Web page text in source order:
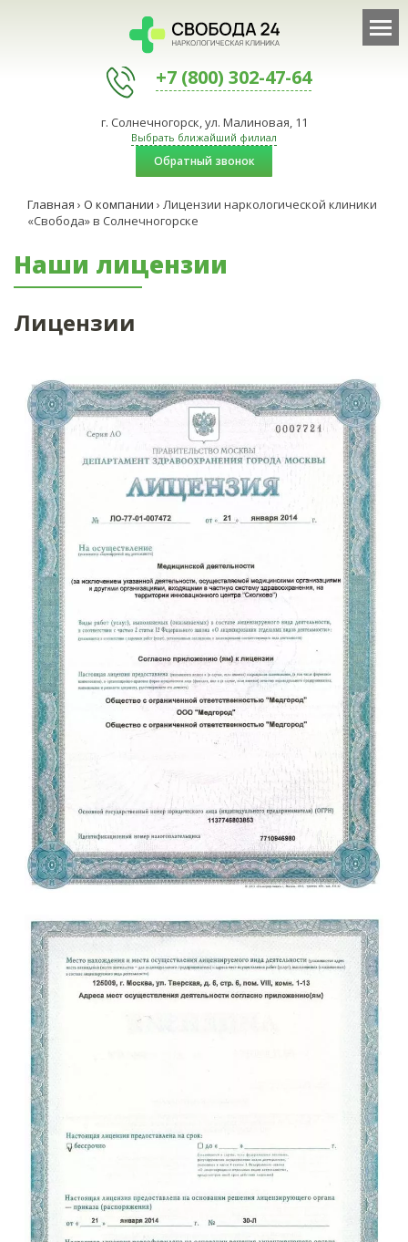
+7 (800) 302-47-64
г. Солнечногорск, ул. Малиновая, 11
Выбрать ближайший филиал
Обратный звонок
Главная › О компании › Лицензии наркологической клиники
«Свобода» в Солнечногорске
Наши лицензии
Лицензии